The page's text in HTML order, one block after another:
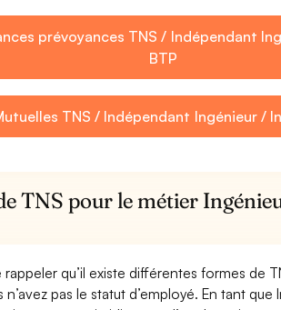
prévoyances TNS / Indépendant
BTP
TNS / Indépendant Ingénieur /
TNS pour le métier
qu’il existe différentes formes de
pas le statut d’employé. En tant